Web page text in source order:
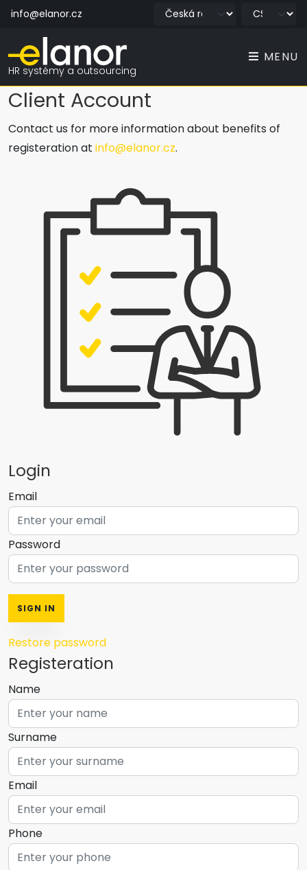
info@elanor.cz
HR systémy a outsourcing
MENU
Client Account
Contact us for more information about benefits of
registeration at info@elanor.cz.
Login
Email
Password
SIGN IN
Restore password
Registeration
Name
Surname
Email
Phone